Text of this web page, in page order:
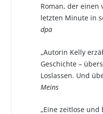
Roman, der einen
letzten Minute in
dpa
„Autorin Kelly
Geschichte –
Loslassen. Und
Meins
„Eine zeitlose